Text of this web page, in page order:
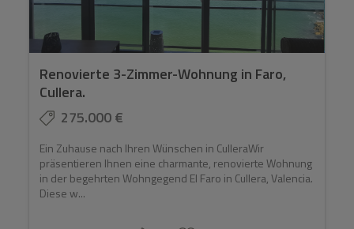
tatsächlichen Entfernung zum Meer, dem bevorzugten
Gebäudetyp und der geplanten Nutzung der Immobilie.
Strandkäufer legen in der Regel besonders Wert auf die
Terrasse, das natürliche Licht, den Meerblick, den
Zustand des Gebäudes, den Parkplatz und die
Gehminuten bis zum Sand.
Fragen Sie uns, welche Strandlage am besten zu Ihrem
Lebensstil passt
Renovierte 3-Zimmer-Wohnung in Faro,
Cullera.
275.000 €
Ein Zuhause nach Ihren Wünschen in CulleraWir
präsentieren Ihnen eine charmante, renovierte Wohnung
in der begehrten Wohngegend El Faro in Cullera, Valencia.
Diese w...